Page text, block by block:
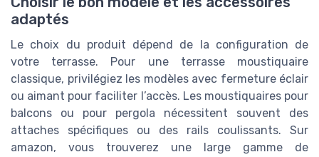
adaptés
Le choix du produit dépend de la configuration de
votre terrasse. Pour une terrasse moustiquaire
classique, privilégiez les modèles avec fermeture éclair
ou aimant pour faciliter l’accès. Les moustiquaires pour
balcons ou pour pergola nécessitent souvent des
attaches spécifiques ou des rails coulissants. Sur
amazon, vous trouverez une large gamme de